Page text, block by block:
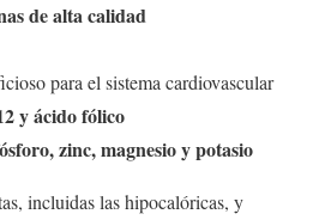
de alta calidad
para el sistema cardiovascular
y ácido fólico
zinc, magnesio y potasio
incluidas las hipocalóricas, y